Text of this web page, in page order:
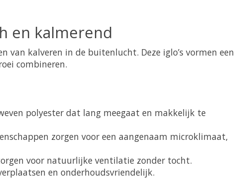
en kalmerend
van kalveren in de buitenlucht. Deze iglo’s vormen een
combineren.
polyester dat lang meegaat en makkelijk te
zorgen voor een aangenaam microklimaat,
voor natuurlijke ventilatie zonder tocht.
en onderhoudsvriendelijk.